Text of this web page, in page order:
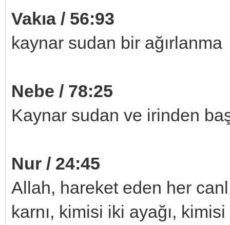
Vakıa / 56:93
kaynar sudan bir ağırlanma
Nebe / 78:25
Kaynar sudan ve irinden
Nur / 24:45
Allah, hareket eden her
karnı, kimisi iki ayağı,